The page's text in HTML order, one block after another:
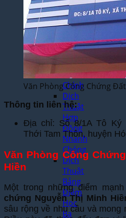
Yêu
Cầu
Thuật
Báo
Cáo
Tài
Chính
Dịch
Thuật
Hợp
Đồng
Nhanh
Chóng
Dịch
Thuật
Bảng
Điểm
Học
Bạ
Văn Phòng Công Chứng
Thông tin liên hệ:
Địa chỉ: Số 8/1A Tô Ký
Thới Tam Thôn, huyện
Văn Phòng Công
Hiền
Một trong những điểm
chứng Nguyễn Thị Minh
sâu rộng về nhu cầu và mong